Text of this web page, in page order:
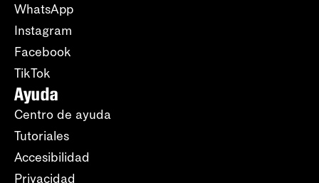
WhatsApp
Instagram
Facebook
TikTok
Ayuda
Centro de ayuda
Tutoriales
Accesibilidad
Privacidad